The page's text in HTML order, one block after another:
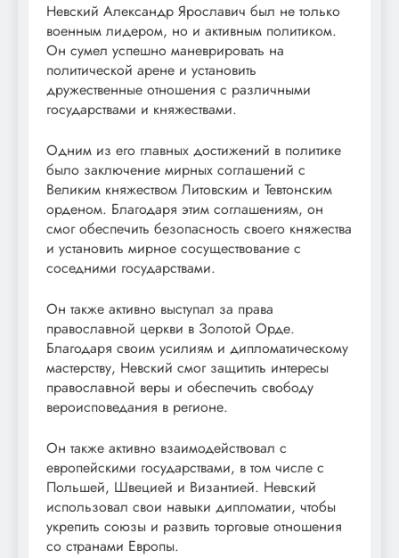
Невский Александр Ярославич был не только
военным лидером, но и активным политиком.
Он сумел успешно маневрировать на
политической арене и установить
дружественные отношения с различными
государствами и княжествами.
Одним из его главных достижений в политике
было заключение мирных соглашений с
Великим княжеством Литовским и Тевтонским
орденом. Благодаря этим соглашениям, он
смог обеспечить безопасность своего княжества
и установить мирное сосуществование с
соседними государствами.
Он также активно выступал за права
православной церкви в Золотой Орде.
Благодаря своим усилиям и дипломатическому
мастерству, Невский смог защитить интересы
православной веры и обеспечить свободу
вероисповедания в регионе.
Он также активно взаимодействовал с
европейскими государствами, в том числе с
Польшей, Швецией и Византией. Невский
использовал свои навыки дипломатии, чтобы
укрепить союзы и развить торговые отношения
со странами Европы.